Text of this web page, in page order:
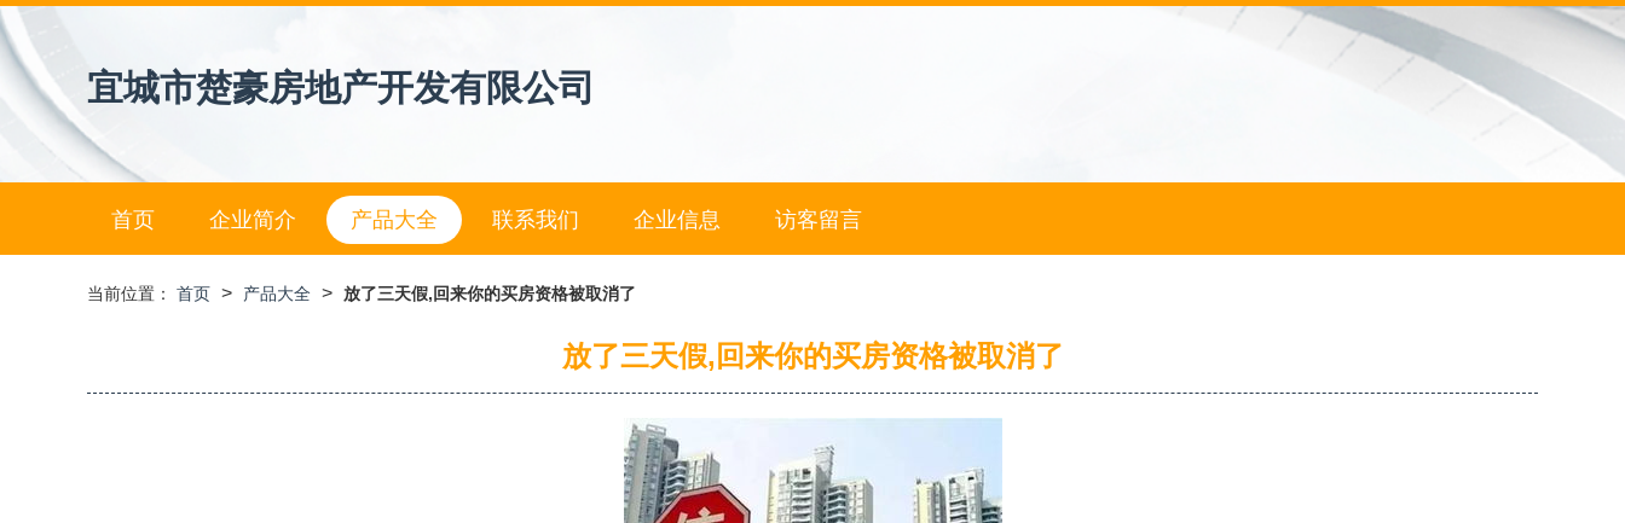
宜城市楚豪房地产开发有限公司
首页 企业简介 产品大全 联系我们 企业信息 访客留言
当前位置： 首页 > 产品大全 > 放了三天假,回来你的买房资格被取消了
放了三天假,回来你的买房资格被取消了